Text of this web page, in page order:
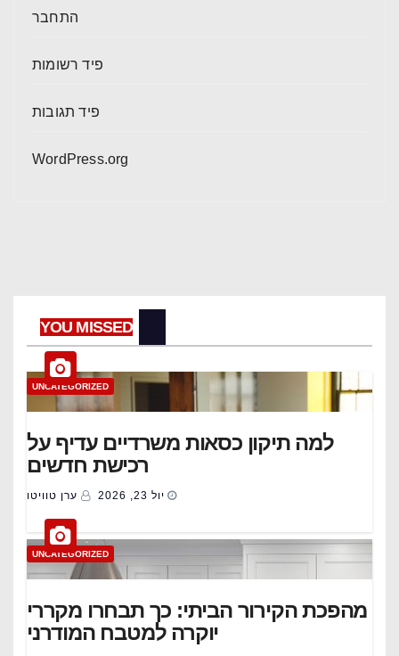
התחבר
פיד רשומות
פיד תגובות
WordPress.org
YOU MISSED
UNCATEGORIZED
למה תיקון כסאות משרדיים עדיף על
רכישת חדשים
יול 23, 2026 ערן טוויטו
UNCATEGORIZED
מהפכת הקירור הביתי: כך תבחרו מקררי
יוקרה למטבח המודרני